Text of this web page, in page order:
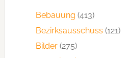
Bebauung (413)
Bezirksausschuss (121)
Bilder(275)